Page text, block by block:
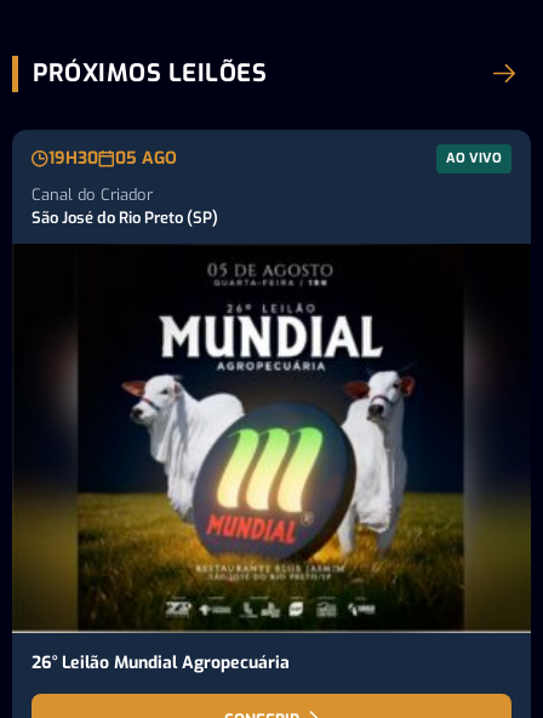
PRÓXIMOS LEILÕES
19H30 05 AGO AO VIVO
Canal do Criador
São José do Rio Preto (SP)
26° Leilão Mundial Agropecuária